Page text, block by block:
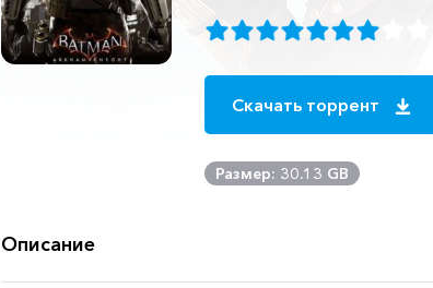
Скачать торрент
Размер: 30.13 GB
Описание